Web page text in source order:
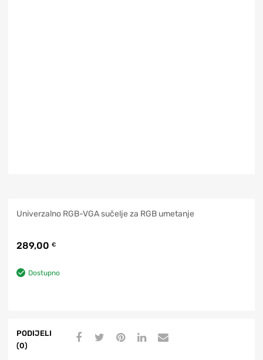
Univerzalno RGB-VGA sučelje za RGB umetanje
289,00 €
Dostupno
PODIJELI
(0)